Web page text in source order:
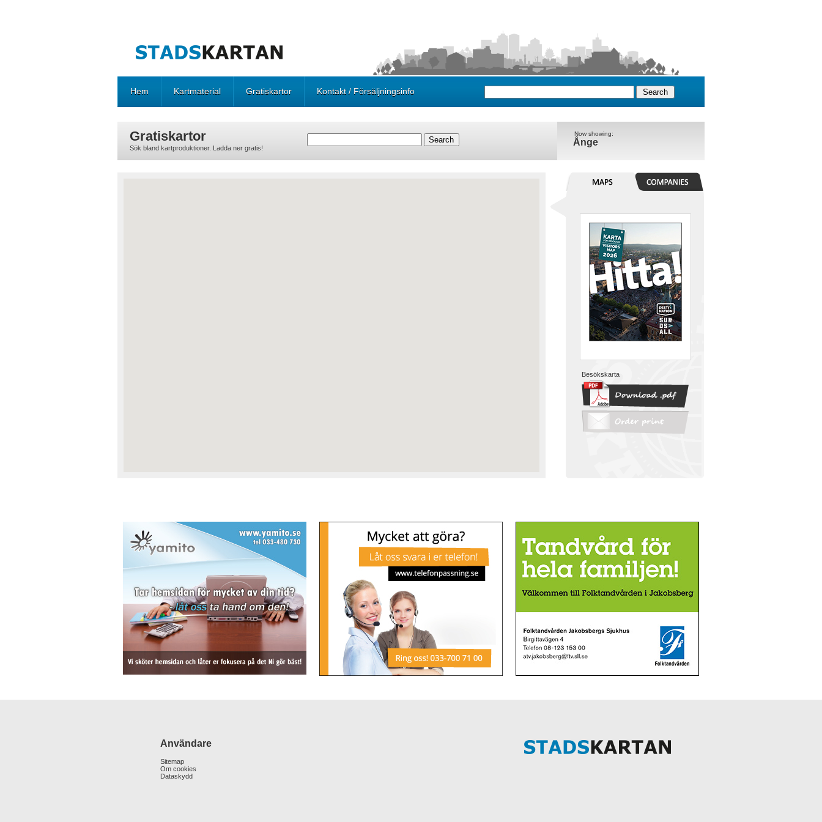
Hem Kartmaterial Gratiskartor Kontakt / Försäljningsinfo
Now showing:
Ånge
Gratiskartor
Sök bland kartproduktioner. Ladda ner gratis!
Besökskarta
Användare
Sitemap
Om cookies
Dataskydd